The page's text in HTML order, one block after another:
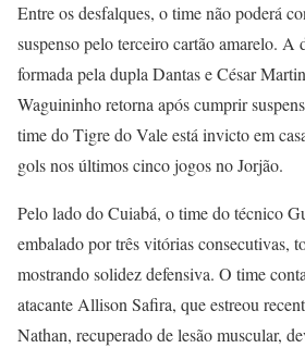
Entre os desfalques, o time não poderá
suspenso pelo terceiro cartão amarelo. A
formada pela dupla Dantas e César
Waguininho retorna após cumprir
time do Tigre do Vale está invicto em
gols nos últimos cinco jogos no Jorjão.
Pelo lado do Cuiabá, o time do técnico
embalado por três vitórias consecutivas,
mostrando solidez defensiva. O time
atacante Allison Safira, que estreou
Nathan, recuperado de lesão muscular,